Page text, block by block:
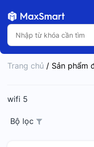
Trang chủ / Sản phẩm
wifi 5
Bộ lọc